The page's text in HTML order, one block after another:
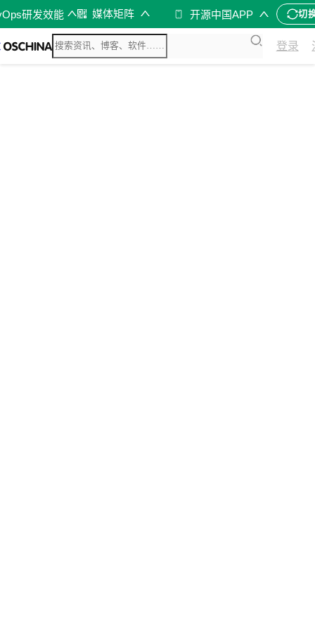
研发效能 媒体矩阵 开源中国APP 切
登录